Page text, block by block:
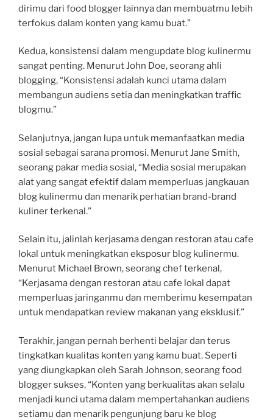
dirimu dari food blogger lainnya dan membuatmu lebih
terfokus dalam konten yang kamu buat.”
Kedua, konsistensi dalam mengupdate blog kulinermu
sangat penting. Menurut John Doe, seorang ahli
blogging, “Konsistensi adalah kunci utama dalam
membangun audiens setia dan meningkatkan traffic
blogmu.”
Selanjutnya, jangan lupa untuk memanfaatkan media
sosial sebagai sarana promosi. Menurut Jane Smith,
seorang pakar media sosial, “Media sosial merupakan
alat yang sangat efektif dalam memperluas jangkauan
blog kulinermu dan menarik perhatian brand-brand
kuliner terkenal.”
Selain itu, jalinlah kerjasama dengan restoran atau cafe
lokal untuk meningkatkan eksposur blog kulinermu.
Menurut Michael Brown, seorang chef terkenal,
“Kerjasama dengan restoran atau cafe lokal dapat
memperluas jaringanmu dan memberimu kesempatan
untuk mendapatkan review makanan yang eksklusif.”
Terakhir, jangan pernah berhenti belajar dan terus
tingkatkan kualitas konten yang kamu buat. Seperti
yang diungkapkan oleh Sarah Johnson, seorang food
blogger sukses, “Konten yang berkualitas akan selalu
menjadi kunci utama dalam mempertahankan audiens
setiamu dan menarik pengunjung baru ke blog